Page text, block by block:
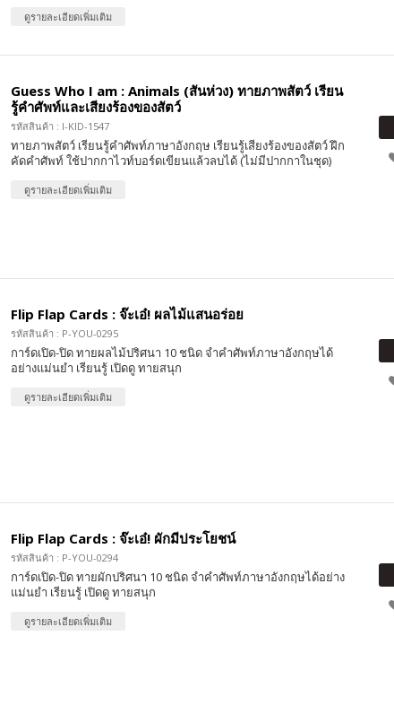
ดูรายละเอียดเพิ่มเติม
Guess Who I am : Animals (สันห่วง) ทายภาพสัตว์ เรียน
รู้คำศัพท์และเสียงร้องของสัตว์
รหัสสินค้า : I-KID-1547
ทายภาพสัตว์ เรียนรู้คำศัพท์ภาษาอังกฤษ เรียนรู้เสียงร้องของสัตว์ ฝึก
คัดคำศัพท์ ใช้ปากกาไวท์บอร์ดเขียนแล้วลบได้ (ไม่มีปากกาในชุด)
ดูรายละเอียดเพิ่มเติม
Flip Flap Cards : จ๊ะเอ๋! ผลไม้แสนอร่อย
รหัสสินค้า : P-YOU-0295
การ์ดเปิด-ปิด ทายผลไม้ปริศนา 10 ชนิด จำคำศัพท์ภาษาอังกฤษได้
อย่างแม่นยำ เรียนรู้ เปิดดู ทายสนุก
ดูรายละเอียดเพิ่มเติม
Flip Flap Cards : จ๊ะเอ๋! ผักมีประโยชน์
รหัสสินค้า : P-YOU-0294
การ์ดเปิด-ปิด ทายผักปริศนา 10 ชนิด จำคำศัพท์ภาษาอังกฤษได้อย่าง
แม่นยำ เรียนรู้ เปิดดู ทายสนุก
ดูรายละเอียดเพิ่มเติม